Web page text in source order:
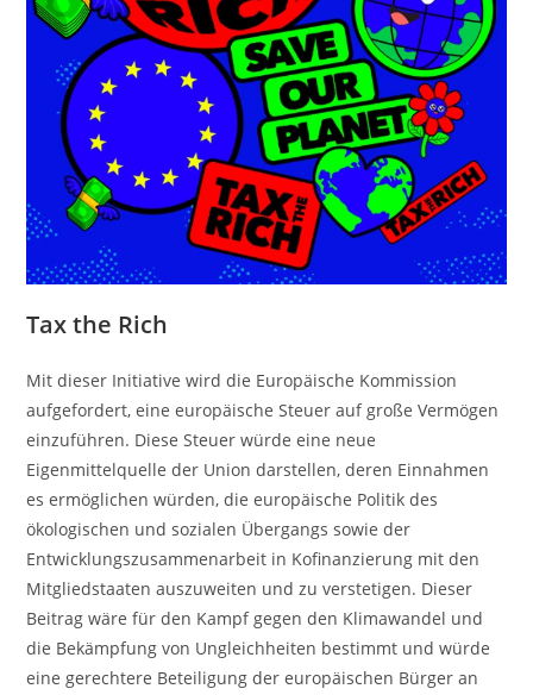
Tax the Rich
Mit dieser Initiative wird die Europäische Kommission
aufgefordert, eine europäische Steuer auf große Vermögen
einzuführen. Diese Steuer würde eine neue
Eigenmittelquelle der Union darstellen, deren Einnahmen
es ermöglichen würden, die europäische Politik des
ökologischen und sozialen Übergangs sowie der
Entwicklungszusammenarbeit in Kofinanzierung mit den
Mitgliedstaaten auszuweiten und zu verstetigen. Dieser
Beitrag wäre für den Kampf gegen den Klimawandel und
die Bekämpfung von Ungleichheiten bestimmt und würde
eine gerechtere Beteiligung der europäischen Bürger an